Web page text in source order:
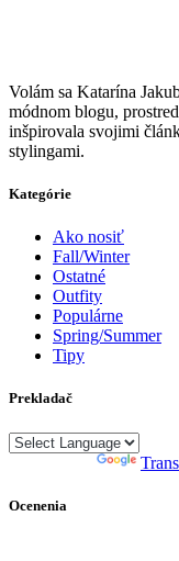
Volám sa Katarína
módnom blogu,
inšpirovala svojimi
stylingami.
Kategórie
Ako nosiť
Fall/Winter
Ostatné
Outfity
Populárne
Spring/Summer
Tipy
Prekladač
Ocenenia